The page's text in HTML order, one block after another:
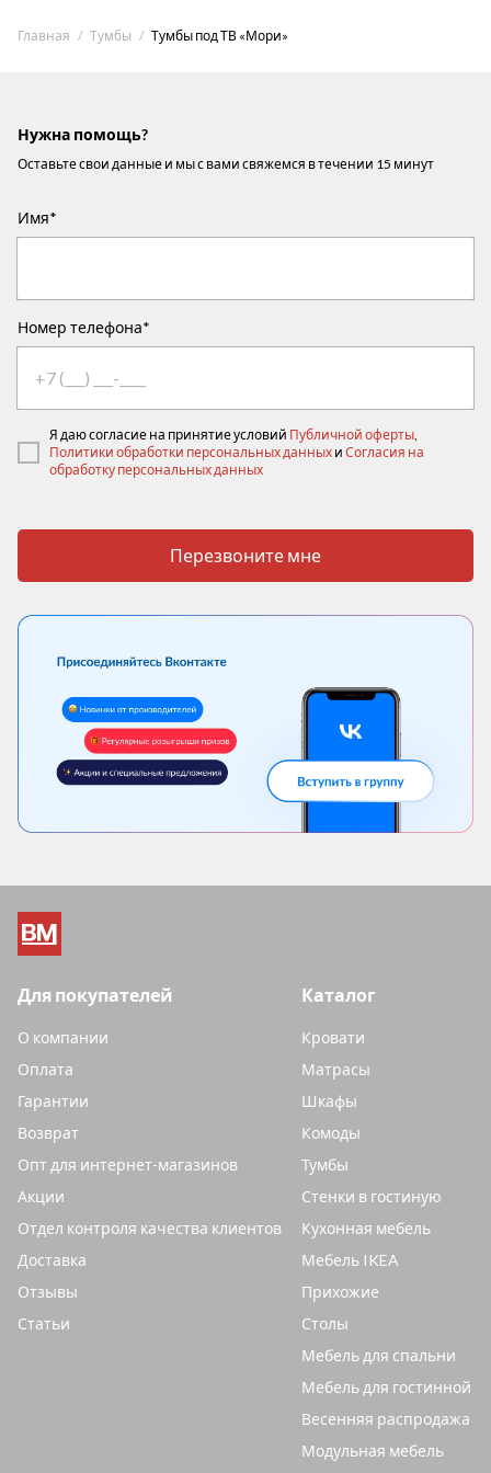
Главная Тумбы Тумбы под ТВ «Мори»
Нужна помощь?
Оставьте свои данные и мы с вами свяжемся в течении 15 минут
Имя*
Номер телефона*
Я даю согласие на принятие условий Публичной оферты,
Политики обработки персональных данных и Согласия на
обработку персональных данных
Перезвоните мне
Каталог
Кровати
Матрасы
Шкафы
Комоды
Тумбы
Стенки в гостиную
Кухонная мебель
Мебель IKEA
Прихожие
Столы
Мебель для спальни
Мебель для гостинной
Весенняя распродажа
Модульная мебель
Для покупателей
О компании
Оплата
Гарантии
Возврат
Опт для интернет-магазинов
Акции
Отдел контроля качества клиентов
Доставка
Отзывы
Статьи